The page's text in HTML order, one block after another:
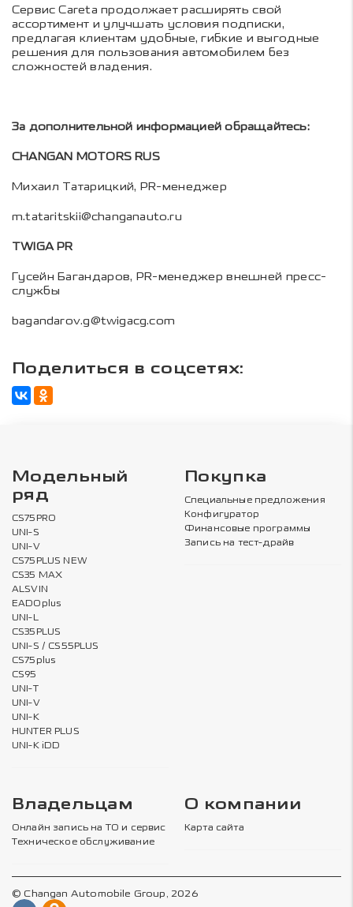
Сервис Careta продолжает расширять свой
ассортимент и улучшать условия подписки,
предлагая клиентам удобные, гибкие и выгодные
решения для пользования автомобилем без
сложностей владения.
За дополнительной информацией обращайтесь:
CHANGAN MOTORS RUS
Михаил Татарицкий, PR-менеджер
m.tataritskii@changanauto.ru
TWIGA PR
Гусейн Багандаров, PR-менеджер внешней пресс-
службы
bagandarov.g@twigacg.com
Поделиться в соцсетях:
Модельный
ряд
CS75PRO
UNI-S
UNI-V
CS75PLUS NEW
CS35 MAX
ALSVIN
EADOplus
UNI-L
CS35PLUS
UNI-S / CS55PLUS
CS75plus
CS95
UNI-T
UNI-V
UNI-K
HUNTER PLUS
UNI-K iDD
Покупка
Специальные предложения
Конфигуратор
Финансовые программы
Запись на тест-драйв
Владельцам
Онлайн запись на ТО и сервис
Техническое обслуживание
О компании
Карта сайта
© Changan Automobile Group, 2026